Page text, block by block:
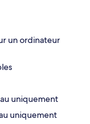
un ordinateur
uniquement
uniquement